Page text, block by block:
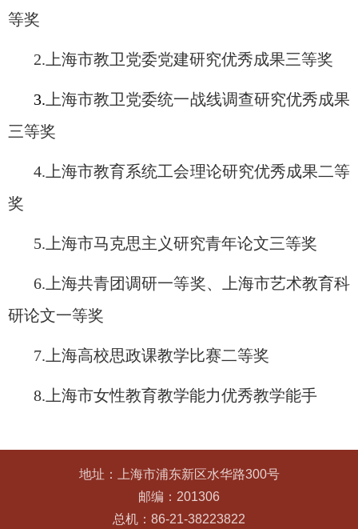
等奖
2. 上海市教卫党委党建研究优秀成果三等奖
3. 上海市教卫党委统一战线调查研究优秀成果
三等奖
4. 上海市教育系统工会理论研究优秀成果二等
奖
5. 上海市马克思主义研究青年论文三等奖
6. 上海共青团调研一等奖、上海市艺术教育科
研论文一等奖
7. 上海高校思政课教学比赛二等奖
8. 上海市女性教育教学能力优秀教学能手
地址：上海市浦东新区水华路300号
邮编：201306
总机：86-21-38223822